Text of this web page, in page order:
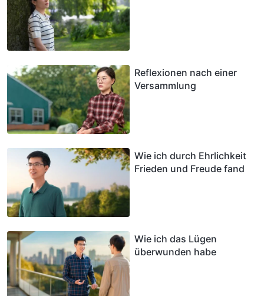
Reflexionen nach einer
Versammlung
Wie ich durch Ehrlichkeit
Frieden und Freude fand
Wie ich das Lügen
überwunden habe